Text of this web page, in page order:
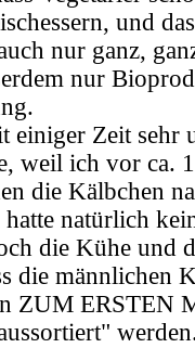
und
nur ganz,
nur
einiger Zeit sehr
weil ich vor ca.
die Kälbchen
natürlich
die Kühe und
die männlichen
ZUM ERSTEN